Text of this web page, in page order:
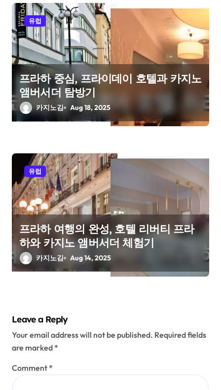
유럽
프라하 중심, 프라이데이 호텔과 카지노
앰버서더 탐방기
카지노김 Aug 18, 2025
유럽
프라하 여행의 완성, 호텔 리버티 프라
하와 카지노 앰버서더 체험기
카지노김 Aug 14, 2025
Leave a Reply
Your email address will not be published. Required fields
are marked *
Comment *